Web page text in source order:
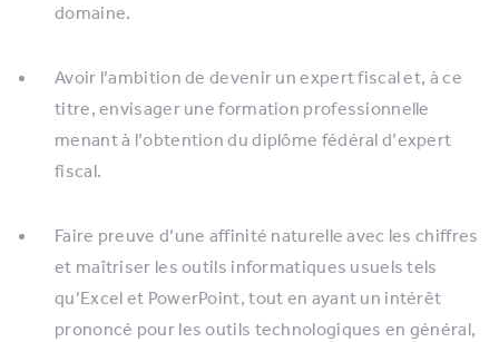
domaine.
Avoir l’ambition de devenir un expert fiscal et, à ce
titre, envisager une formation professionnelle
menant à l’obtention du diplôme fédéral d’expert
fiscal.
Faire preuve d’une affinité naturelle avec les chiffres
et maîtriser les outils informatiques usuels tels
qu’Excel et PowerPoint, tout en ayant un intérêt
prononcé pour les outils technologiques en général,